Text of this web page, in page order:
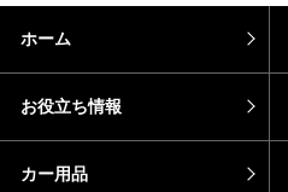
ホーム
お役立ち情報
カー用品